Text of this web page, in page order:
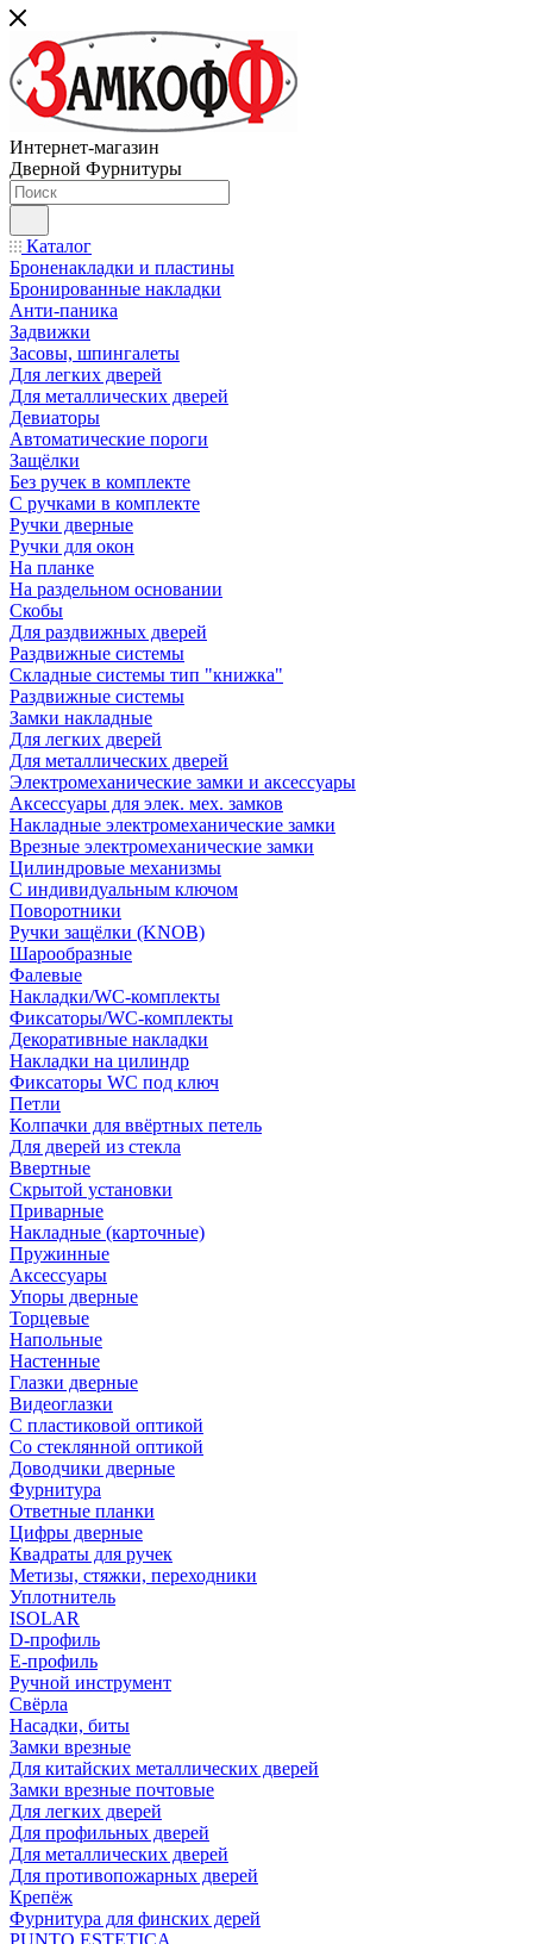
Интернет-магазин
Дверной Фурнитуры
Каталог
Броненакладки и пластины
Бронированные накладки
Анти-паника
Задвижки
Засовы, шпингалеты
Для легких дверей
Для металлических дверей
Девиаторы
Автоматические пороги
Защёлки
Без ручек в комплекте
С ручками в комплекте
Ручки дверные
Ручки для окон
На планке
На раздельном основании
Скобы
Для раздвижных дверей
Раздвижные системы
Складные системы тип "книжка"
Раздвижные системы
Замки накладные
Для легких дверей
Для металлических дверей
Электромеханические замки и аксессуары
Аксессуары для элек. мех. замков
Накладные электромеханические замки
Врезные электромеханические замки
Цилиндровые механизмы
С индивидуальным ключом
Поворотники
Ручки защёлки (KNOB)
Шарообразные
Фалевые
Накладки/WC-комплекты
Фиксаторы/WC-комплекты
Декоративные накладки
Накладки на цилиндр
Фиксаторы WC под ключ
Петли
Колпачки для ввёртных петель
Для дверей из стекла
Ввертные
Скрытой установки
Приварные
Накладные (карточные)
Пружинные
Аксессуары
Упоры дверные
Торцевые
Напольные
Настенные
Глазки дверные
Видеоглазки
С пластиковой оптикой
Со стеклянной оптикой
Доводчики дверные
Фурнитура
Ответные планки
Цифры дверные
Квадраты для ручек
Метизы, стяжки, переходники
Уплотнитель
ISOLAR
D-профиль
Е-профиль
Ручной инструмент
Свёрла
Насадки, биты
Замки врезные
Для китайских металлических дверей
Замки врезные почтовые
Для легких дверей
Для профильных дверей
Для металлических дверей
Для противопожарных дверей
Крепёж
Фурнитура для финских дерей
PUNTO ESTETICA